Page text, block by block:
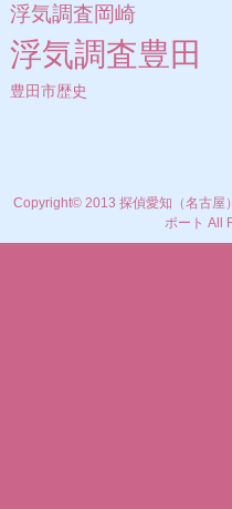
浮気調査岡崎
浮気調査豊田
豊田市歴史
Copyright© 2013 探偵愛知（名古屋
ポート All